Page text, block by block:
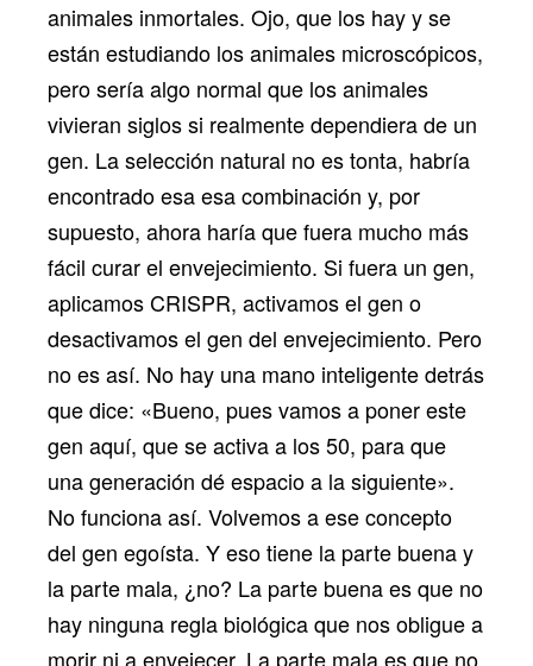
animales inmortales. Ojo, que los hay y se
están estudiando los animales microscópicos,
pero sería algo normal que los animales
vivieran siglos si realmente dependiera de un
gen. La selección natural no es tonta, habría
encontrado esa esa combinación y, por
supuesto, ahora haría que fuera mucho más
fácil curar el envejecimiento. Si fuera un gen,
aplicamos CRISPR, activamos el gen o
desactivamos el gen del envejecimiento. Pero
no es así. No hay una mano inteligente detrás
que dice: «Bueno, pues vamos a poner este
gen aquí, que se activa a los 50, para que
una generación dé espacio a la siguiente».
No funciona así. Volvemos a ese concepto
del gen egoísta. Y eso tiene la parte buena y
la parte mala, ¿no? La parte buena es que no
hay ninguna regla biológica que nos obligue a
morir ni a envejecer. La parte mala es que no